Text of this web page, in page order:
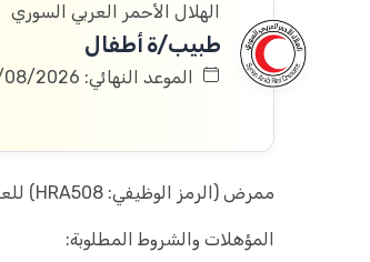
الهلال الأحمر العربي السوري
طبيب/ة أطفال
الموعد النهائي: 09/08/2026
ممرض (الرمز الوظيفي: HRA508) للعمل في نقطة الكسوة الطبية، وفق التفاصيل التالية:
المؤهلات والشروط المطلوبة: